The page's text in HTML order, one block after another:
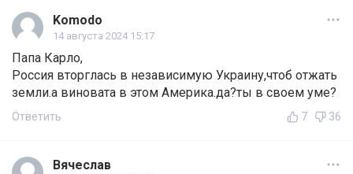
Komodo
14 августа 2024 15:17
Папа Карло,
Россия вторглась в независимую Украину,чтоб отжать
земли.а виновата в этом Америка.да?ты в своем уме?
Ответить 7 36
Вячеслав